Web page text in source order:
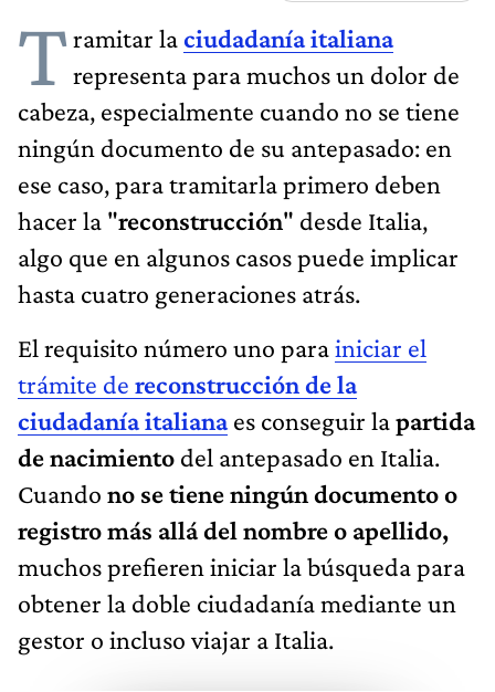
Tramitar laciudadanía italiana
representa para muchos un dolor de
cabeza, especialmente cuando no se tiene
ningún documento de su antepasado: en
ese caso, para tramitarla primero deben
hacer la "reconstrucción" desde Italia,
algo que en algunos casos puede implicar
hasta cuatro generaciones atrás.
El requisito número uno parainiciar el
trámite de reconstrucciónde la
ciudadanía italiana es conseguir lapartida
de nacimiento del antepasado en Italia.
Cuando no se tiene ningún documento o
registro más allá del nombre o apellido,
muchos prefieren iniciar la búsqueda para
obtener la doble ciudadanía mediante un
gestor o incluso viajar a Italia.